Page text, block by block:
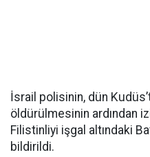
İsrail polisinin, dün
öldürülmesinin ardından
Filistinliyi işgal altındaki
bildirildi.